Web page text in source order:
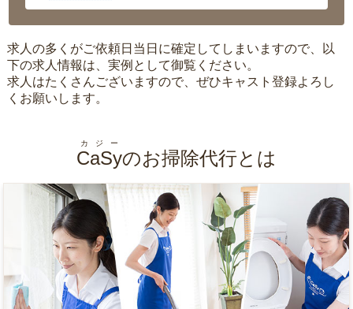
求人の多くがご依頼日当日に確定してしまいますので、以
下の求人情報は、実例として御覧ください。
求人はたくさんございますので、ぜひキャスト登録よろし
くお願いします。
CaSy
カジー
のお掃除代行とは